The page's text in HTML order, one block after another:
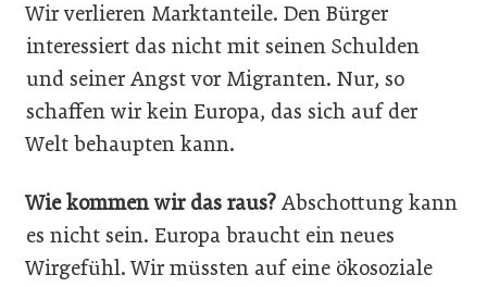
Wir verlieren Marktanteile. Den Bürger
interessiert das nicht mit seinen Schulden
und seiner Angst vor Migranten. Nur, so
schaffen wir kein Europa, das sich auf der
Welt behaupten kann.
Wie kommen wir das raus? Abschottung kann
es nicht sein. Europa braucht ein neues
Wirgefühl. Wir müssten auf eine ökosoziale